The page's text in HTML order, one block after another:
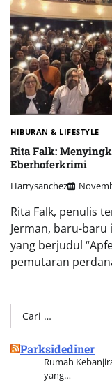
HIBURAN & LIFESTYLE
Rita Falk:
Eberhoferkrimi
Harrysanchez
Rita Falk, penulis
Jerman, baru-
yang berjudul
pemutaran
Cari
untuk:
Parksidediner
Rumah
yang…